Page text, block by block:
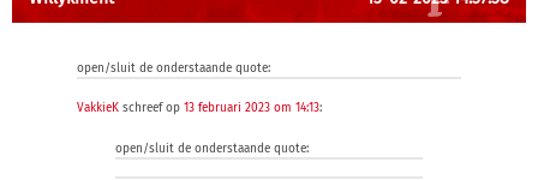
open/sluit de onderstaande quote:
VakkieK schreef op 13 februari 2023 om 14:13:
open/sluit de onderstaande quote: